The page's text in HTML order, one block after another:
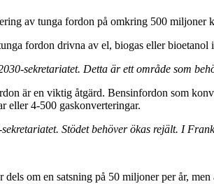
av tunga fordon på omkring 500 miljoner
fordon drivna av el, biogas eller bioetanol
sekretariatet. Detta är ett område som
är en viktig åtgärd. Bensinfordon som
eller 4-500 gaskonverteringar.
Stödet behöver ökas rejält. I
dels om en satsning på 50 miljoner per år,